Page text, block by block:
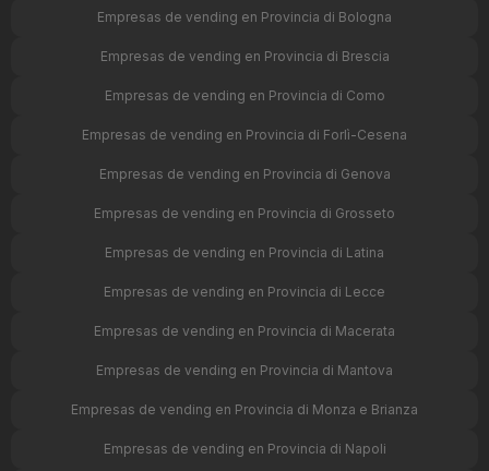
Empresas de vending en Provincia di Bologna
Empresas de vending en Provincia di Brescia
Empresas de vending en Provincia di Como
Empresas de vending en Provincia di Forlì-Cesena
Empresas de vending en Provincia di Genova
Empresas de vending en Provincia di Grosseto
Empresas de vending en Provincia di Latina
Empresas de vending en Provincia di Lecce
Empresas de vending en Provincia di Macerata
Empresas de vending en Provincia di Mantova
Empresas de vending en Provincia di Monza e Brianza
Empresas de vending en Provincia di Napoli